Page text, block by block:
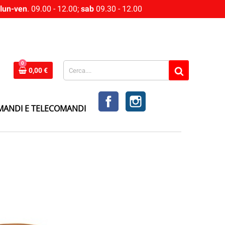
lun-ven. 09.00 - 12.00; sab 09.30 - 12.00
0
0,00 €
E TELECOMANDI
FACEBOOKINSTAGRAM